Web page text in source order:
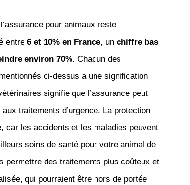
pour animaux reste
entre6 et 10% en France, un chiffre bas
environ 70%. Chacun des
ci-dessus a une signification
signifie que l’assurance peut
traitements d’urgence. La protection
car les accidents et les maladies peuvent
soins de santé pour votre animal de
permettre des traitements plus coûteux et
qui pourraient être hors de portée